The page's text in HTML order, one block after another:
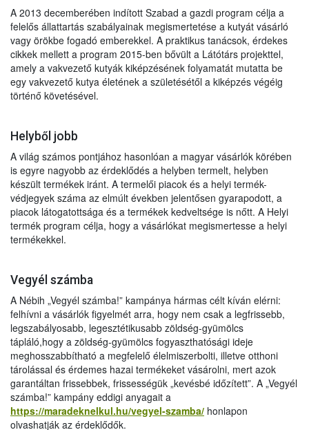
A 2013 decemberében indított Szabad a gazdi program célja a
felelős állattartás szabályainak megismertetése a kutyát vásárló
vagy örökbe fogadó emberekkel. A praktikus tanácsok, érdekes
cikkek mellett a program 2015-ben bővült a Látótárs projekttel,
amely a vakvezető kutyák kiképzésének folyamatát mutatta be
egy vakvezető kutya életének a születésétől a kiképzés végéig
történő követésével.
Helyből jobb
A világ számos pontjához hasonlóan a magyar vásárlók körében
is egyre nagyobb az érdeklődés a helyben termelt, helyben
készült termékek iránt. A termelői piacok és a helyi termék-
védjegyek száma az elmúlt években jelentősen gyarapodott, a
piacok látogatottsága és a termékek kedveltsége is nőtt. A Helyi
termék program célja, hogy a vásárlókat megismertesse a helyi
termékekkel.
Vegyél számba
A Nébih „Vegyél számba!” kampánya hármas célt kíván elérni:
felhívni a vásárlók figyelmét arra, hogy nem csak a legfrissebb,
legszabályosabb, legesztétikusabb zöldség-gyümölcs
tápláló,hogy a zöldség-gyümölcs fogyaszthatósági ideje
meghosszabbítható a megfelelő élelmiszerbolti, illetve otthoni
tárolással és érdemes hazai termékeket vásárolni, mert azok
garantáltan frissebbek, frissességük „kevésbé időzített”. A „Vegyél
számba!” kampány eddigi anyagait a
https://maradeknelkul.hu/vegyel-szamba/ honlapon
olvashatják az érdeklődők.